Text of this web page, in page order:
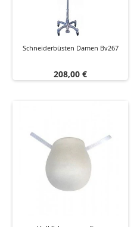
Schneiderbüsten Damen Bv267
Preis
208,00 €